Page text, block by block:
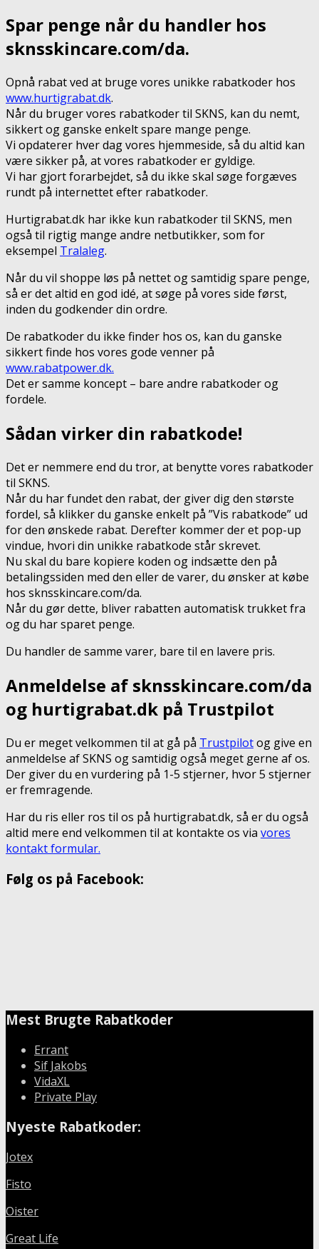
Spar penge når du handler hos
sknsskincare.com/da.
Opnå rabat ved at bruge vores unikke rabatkoder hos
www.hurtigrabat.dk.
Når du bruger vores rabatkoder til SKNS, kan du nemt,
sikkert og ganske enkelt spare mange penge.
Vi opdaterer hver dag vores hjemmeside, så du altid kan
være sikker på, at vores rabatkoder er gyldige.
Vi har gjort forarbejdet, så du ikke skal søge forgæves
rundt på internettet efter rabatkoder.
Hurtigrabat.dk har ikke kun rabatkoder til SKNS, men
også til rigtig mange andre netbutikker, som for
eksempel Tralaleg.
Når du vil shoppe løs på nettet og samtidig spare penge,
så er det altid en god idé, at søge på vores side først,
inden du godkender din ordre.
De rabatkoder du ikke finder hos os, kan du ganske
sikkert finde hos vores gode venner på
www.rabatpower.dk.
Det er samme koncept – bare andre rabatkoder og
fordele.
Sådan virker din rabatkode!
Det er nemmere end du tror, at benytte vores rabatkoder
til SKNS.
Når du har fundet den rabat, der giver dig den største
fordel, så klikker du ganske enkelt på ”Vis rabatkode” ud
for den ønskede rabat. Derefter kommer der et pop-up
vindue, hvori din unikke rabatkode står skrevet.
Nu skal du bare kopiere koden og indsætte den på
betalingssiden med den eller de varer, du ønsker at købe
hos sknsskincare.com/da.
Når du gør dette, bliver rabatten automatisk trukket fra
og du har sparet penge.
Du handler de samme varer, bare til en lavere pris.
Anmeldelse af sknsskincare.com/da
og hurtigrabat.dk på Trustpilot
Du er meget velkommen til at gå på Trustpilotog give en
anmeldelse af SKNS og samtidig også meget gerne af os.
Der giver du en vurdering på 1-5 stjerner, hvor 5 stjerner
er fremragende.
Har du ris eller ros til os på hurtigrabat.dk, så er du også
altid mere end velkommen til at kontakte os via vores
kontakt formular.
Følg os på Facebook:
Mest Brugte Rabatkoder
Errant
Sif Jakobs
VidaXL
Private Play
Nyeste Rabatkoder:
Jotex
Fisto
Oister
Great Life